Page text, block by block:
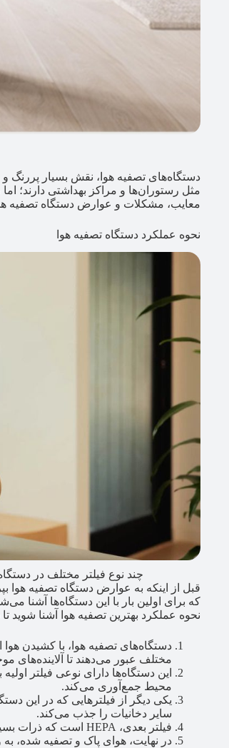
دستگاه‌های تصفیه هوا، نقش بسیار پررنگ
مثل رستوران‌ها و مراکز بهداشتی دارند؛
معایب، مشکلات و عوارض دستگاه تصفیه
نحوه عملکرد دستگاه تصفیه هوا
چند نوع فیلتر مختلف در
قبل از اینکه به عوارض دستگاه تصفیه هوا
که برای اولین بار با این دستگاه‌ها آشنا
نحوه عملکرد بهترین تصفیه هوا آشنا شوید
دستگاه‌های تصفیه هوا، با کشیدن
مختلف عبور می‌دهند تا آلاینده‌های
محیط جمع‌آوری می‌کند.
یکی دیگر از فیلترهایی که در این
سایر دخانیات را جذب می‌کند.
فیلتر بعدی، HEPA است که ذرات بسیار ریز مانند باکتری‌ها و هر ذره بزرگ‌تر از ۰.۳ میکرون را می‌گیرد.
در نهایت، هوای پاک و تصفیه